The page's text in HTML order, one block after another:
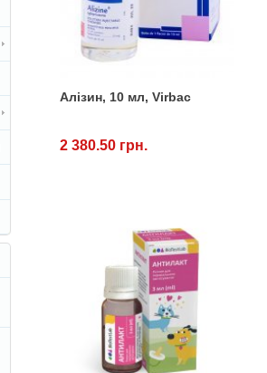
Алізин, 10 мл, Virbac
2 380.50 грн.